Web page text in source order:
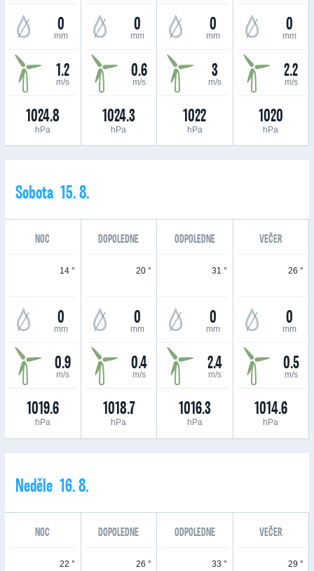
0
mm
1.2
m/s
1024.8
hPa
0
mm
0.6
m/s
1024.3
hPa
0
mm
3
m/s
1022
hPa
0
mm
2.2
m/s
1020
hPa
Sobota 15. 8.
NOC DOPOLEDNE ODPOLEDNE VEČER
14 °
0
mm
0.9
m/s
1019.6
hPa
20 °
0
mm
0.4
m/s
1018.7
hPa
31 °
0
mm
2.4
m/s
1016.3
hPa
26 °
0
mm
0.5
m/s
1014.6
hPa
Neděle 16. 8.
NOC DOPOLEDNE ODPOLEDNE VEČER
22 ° 26 ° 33 ° 29 °